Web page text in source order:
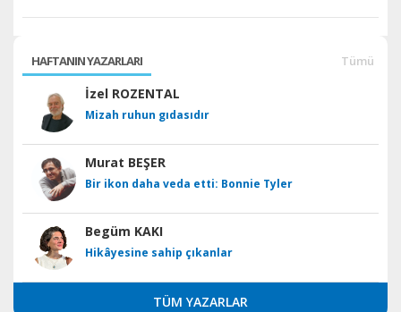
HAFTANIN YAZARLARI Tümü
İzel ROZENTAL
Mizah ruhun gıdasıdır
Murat BEŞER
Bir ikon daha veda etti: Bonnie Tyler
Begüm KAKI
Hikâyesine sahip çıkanlar
TÜM YAZARLAR